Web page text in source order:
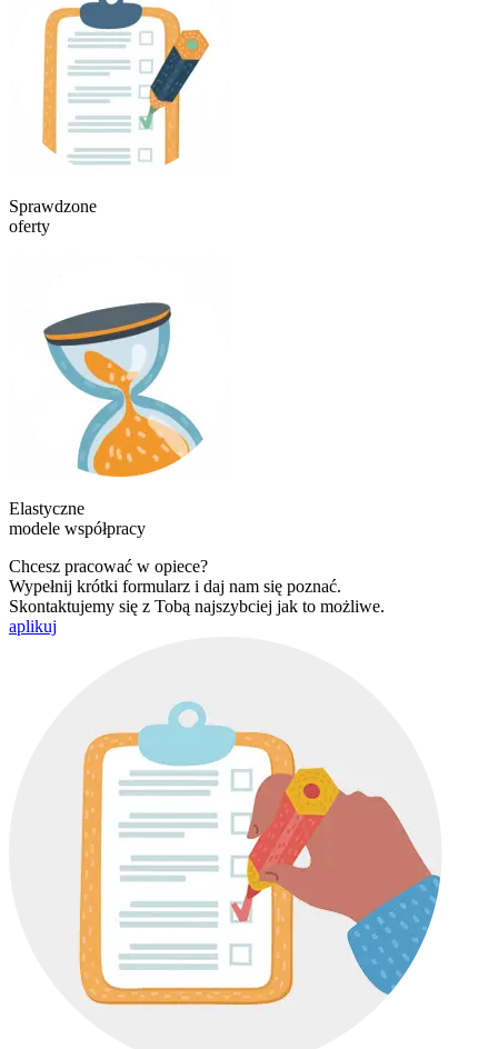
Sprawdzone
oferty
Elastyczne
modele współpracy
Chcesz pracować w opiece?
Wypełnij krótki formularz i daj nam się poznać.
Skontaktujemy się z Tobą najszybciej jak to możliwe.
aplikuj